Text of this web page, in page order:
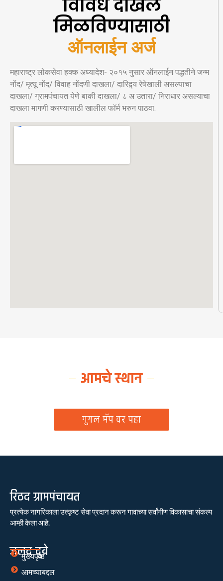
विविध दाखले
मिळविण्यासाठी
ऑनलाईन अर्ज
महाराष्ट्र लोकसेवा हक्क अध्यादेश- २०१५ नुसार ऑनलाईन पद्धतीने जन्म
नोंद/ मृत्यू नोंद/ विवाह नोंदणी दाखला/ दारिद्र्य रेषेखाली असल्याचा
दाखला/ ग्रामपंचायत येणे बाकी दाखला/ ८ अ उतारा/ निराधार असल्याचा
दाखला मागणी करण्यासाठी खालील फॉर्म भरुन पाठवा.
आमचे स्थान
गुगल मॅप वर पहा
रिठद ग्रामपंचायत
प्रत्येक नागरिकाला उत्कृष्ट सेवा प्रदान करून गावाच्या सर्वांगीण विकासाचा संकल्प
आम्ही केला आहे.
जलद दुवे
मुख्यपृष्ठ
आमच्याबद्दल